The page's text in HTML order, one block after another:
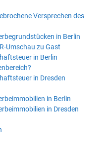
Versprechen des
in Berlin
Umschau zu Gast
in Berlin
in Dresden
in Berlin
in Dresden